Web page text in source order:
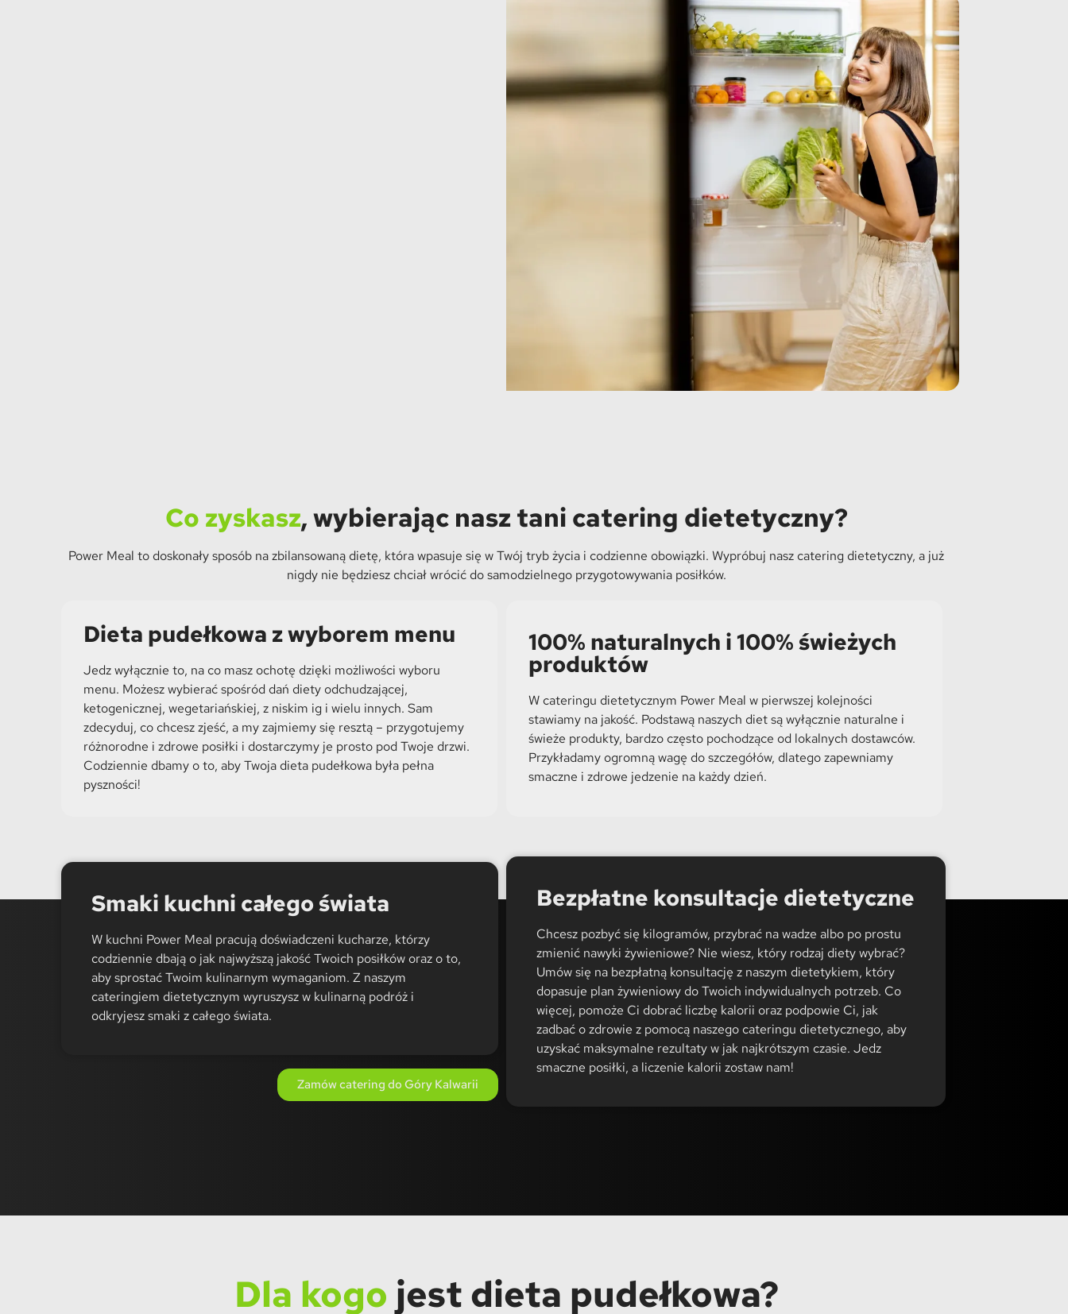
Co zyskasz, wybierając nasz tani catering dietetyczny?
Power Meal to doskonały sposób na zbilansowaną dietę, która wpasuje się w Twój tryb życia i codzienne obowiązki. Wypróbuj nasz catering dietetyczny, a już
nigdy nie będziesz chciał wrócić do samodzielnego przygotowywania posiłków.
Dieta pudełkowa z wyborem menu
Jedz wyłącznie to, na co masz ochotę dzięki możliwości wyboru
menu. Możesz wybierać spośród dań diety odchudzającej,
ketogenicznej, wegetariańskiej, z niskim ig i wielu innych. Sam
zdecyduj, co chcesz zjeść, a my zajmiemy się resztą – przygotujemy
różnorodne i zdrowe posiłki i dostarczymy je prosto pod Twoje drzwi.
Codziennie dbamy o to, aby Twoja dieta pudełkowa była pełna
pyszności!
100% naturalnych i 100% świeżych
produktów
W cateringu dietetycznym Power Meal w pierwszej kolejności
stawiamy na jakość. Podstawą naszych diet są wyłącznie naturalne i
świeże produkty, bardzo często pochodzące od lokalnych dostawców.
Przykładamy ogromną wagę do szczegółów, dlatego zapewniamy
smaczne i zdrowe jedzenie na każdy dzień.
Smaki kuchni całego świata
W kuchni Power Meal pracują doświadczeni kucharze, którzy
codziennie dbają o jak najwyższą jakość Twoich posiłków oraz o to,
aby sprostać Twoim kulinarnym wymaganiom. Z naszym
cateringiem dietetycznym wyruszysz w kulinarną podróż i
odkryjesz smaki z całego świata.
Zamów catering do Góry Kalwarii
Bezpłatne konsultacje dietetyczne
Chcesz pozbyć się kilogramów, przybrać na wadze albo po prostu
zmienić nawyki żywieniowe? Nie wiesz, który rodzaj diety wybrać?
Umów się na bezpłatną konsultację z naszym dietetykiem, który
dopasuje plan żywieniowy do Twoich indywidualnych potrzeb. Co
więcej, pomoże Ci dobrać liczbę kalorii oraz podpowie Ci, jak
zadbać o zdrowie z pomocą naszego cateringu dietetycznego, aby
uzyskać maksymalne rezultaty w jak najkrótszym czasie. Jedz
smaczne posiłki, a liczenie kalorii zostaw nam!
Dla kogo jest dieta pudełkowa?